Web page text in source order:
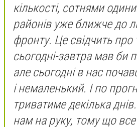
кількості, сотнями
районів уже ближче до
фронту. Це свідчить про
сьогодні-завтра мав би
але сьогодні в нас
і немаленький. І по
триватиме декілька
нам на руку, тому що